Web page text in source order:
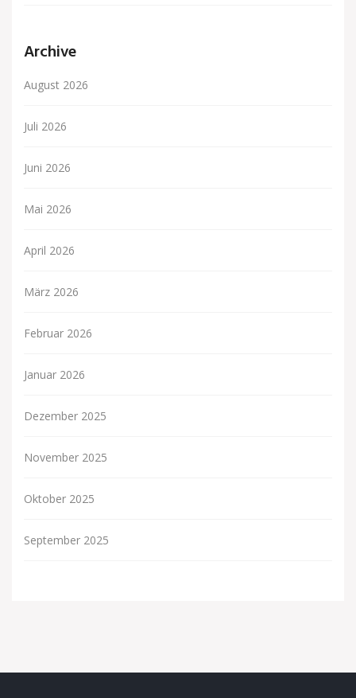
Archive
August 2026
Juli 2026
Juni 2026
Mai 2026
April 2026
März 2026
Februar 2026
Januar 2026
Dezember 2025
November 2025
Oktober 2025
September 2025